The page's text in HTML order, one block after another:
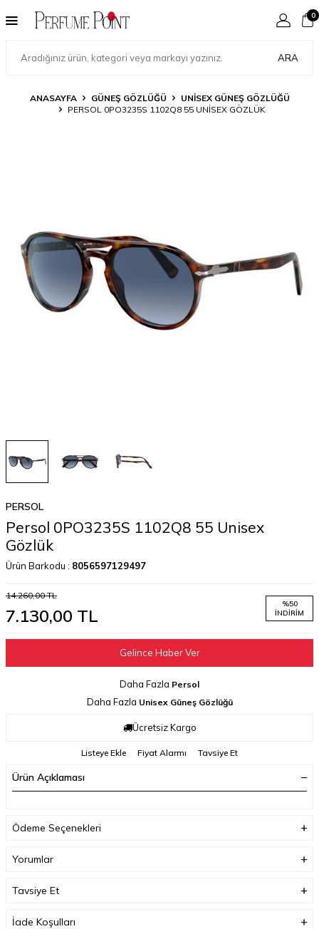
ARA
0
ANASAYFA GÜNEŞ GÖZLÜĞÜ
UNISEX GÜNEŞ GÖZLÜĞÜ
PERSOL 0PO3235S 1102Q8 55 UNISEX GÖZLÜK
PERSOL
Persol 0PO3235S 1102Q8 55 Unisex
Gözlük
Ürün Barkodu : 8056597129497
14.260,00TL
7.130,00 TL
%50
İNDIRIM
Gelince Haber Ver
Daha Fazla Persol
Daha Fazla Unisex Güneş Gözlüğü
Ücretsiz Kargo
Listeye Ekle Fiyat Alarmı Tavsiye Et
Ürün Açıklaması
Ödeme Seçenekleri
Yorumlar
Tavsiye Et
İade Koşulları